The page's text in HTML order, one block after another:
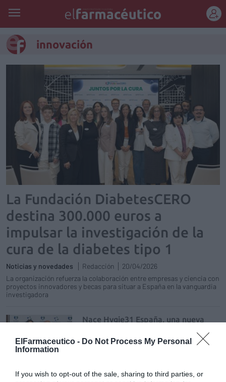
ElFarmaceutico - Do Not Process My Personal
Information
If you wish to opt-out of the sale, sharing to third parties, or
innovación
La Fundación DiabetesCERO
destina 300.000 euros a
impulsar la investigación de la
cura de la diabetes tipo 1
Noticias y novedades Redacción
20/04/2026
La organización refuerza la colaboración entre empresas y ciencia con
proyectos innovadores y becas para situar a España en la vanguardia
investigadora
Nace Hygie31 España, una nueva
la farmacia independiente
CentralFarma impulsa un ecosistema de